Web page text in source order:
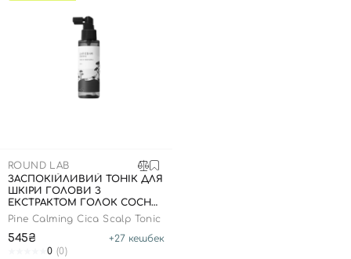
ROUND LAB
ЗАСПОКІЙЛИВИЙ ТОНІК ДЛЯ
ШКІРИ ГОЛОВИ З
ЕКСТРАКТОМ ГОЛОК СОСНИ,
100 МЛ
Pine Calming Cica Scalp Tonic
545₴ +27 кешбек
0 (0)